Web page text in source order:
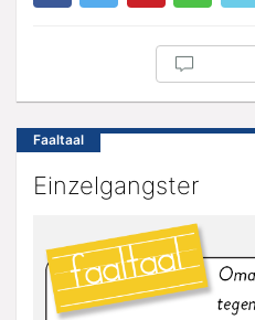
Faaltaal
Einzelgangster